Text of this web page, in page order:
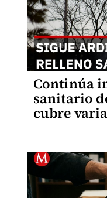
Continúa
sanitario
cubre